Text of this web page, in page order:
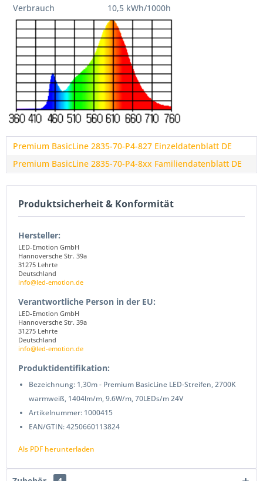
Verbrauch
10,5 kWh/1000h
Premium BasicLine 2835-70-P4-827 Einzeldatenblatt DE
Premium BasicLine 2835-70-P4-8xx Familiendatenblatt DE
Produktsicherheit & Konformität
Hersteller:
LED-Emotion GmbH
Hannoversche Str. 39a
31275 Lehrte
Deutschland
info@led-emotion.de
Verantwortliche Person in der EU:
LED-Emotion GmbH
Hannoversche Str. 39a
31275 Lehrte
Deutschland
info@led-emotion.de
Produktidentifikation:
Bezeichnung: 1,30m - Premium BasicLine LED-Streifen, 2700K
warmweiß, 1404lm/m, 9.6W/m, 70LEDs/m 24V
Artikelnummer: 1000415
EAN/GTIN: 4250660113824
Als PDF herunterladen